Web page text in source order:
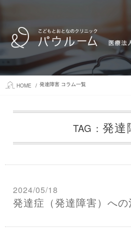
HOME 発達障害 コラム一覧
TAG： 発達
2024/05/18
発達症（発達障害）へ